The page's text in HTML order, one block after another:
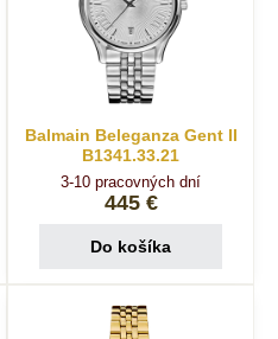
Balmain Beleganza Gent II
B1341.33.21
3-10 pracovných dní
445 €
Do košíka